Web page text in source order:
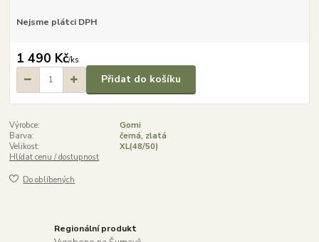
Nejsme plátci DPH
1 490 Kč/ks
Přidat do košíku
Výrobce:
Gomi
Barva:
černá, zlatá
Velikost:
XL(48/50)
Hlídat cenu / dostupnost
Do oblíbených
Regionální produkt